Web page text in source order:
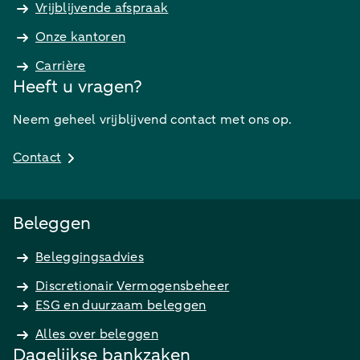
Vrijblijvende afspraak
Onze kantoren
Carrière
Heeft u vragen?
Neem geheel vrijblijvend contact met ons op.
Contact
Beleggen
Beleggingsadvies
Discretionair Vermogensbeheer
ESG en duurzaam beleggen
Alles over beleggen
Dagelijkse bankzaken